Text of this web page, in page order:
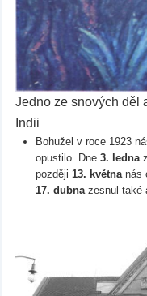
Jedno ze snových děl
Indii
Bohužel v roce 1923
opustilo. Dne 3. ledna
později 13. květnanás
17. dubnazesnul také